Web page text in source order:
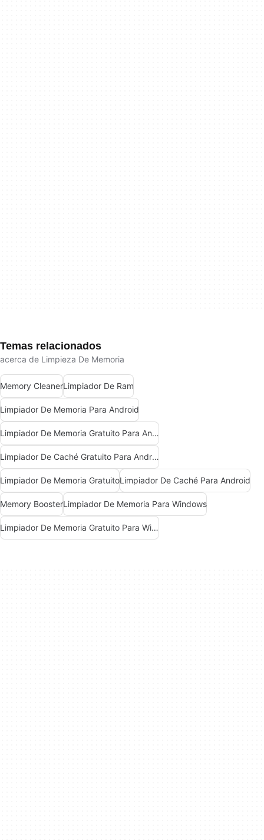
Temas relacionados
acerca de Limpieza De Memoria
Memory CleanerLimpiador De Ram
Limpiador De Memoria Para Android
Limpiador De Memoria Gratuito Para Android
Limpiador De Caché Gratuito Para Android
Limpiador De Memoria GratuitoLimpiador De Caché Para Android
Memory BoosterLimpiador De Memoria Para Windows
Limpiador De Memoria Gratuito Para Windows